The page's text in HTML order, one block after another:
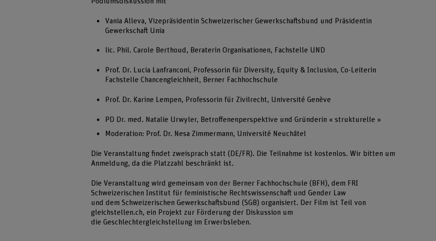
Vania Alleva, Vizepräsidentin Schweizerischer Gewerkschaftsbund und Präsidentin
Gewerkschaft Unia
lic. Phil. Carole Berthoud, Beraterin Organisationen, Fachstelle UND
Prof. Dr. Lucia Lanfranconi, Professorin für Diversity, Equity & Inclusion, Co-Leiterin
Fachstelle Chancengleichheit, Berner Fachhochschule
Prof. Dr. Karine Lempen, Professorin für Zivilrecht, Université Genève
PD Dr. med. Natalie Urwyler, Betroffenenperspektive und Gründerin « strukturelle »
Moderation: Prof. Dr. Nesa Zimmermann, Université Neuchâtel
Die Veranstaltung findet zweisprach statt (DE/FR). Die Teilnahme ist kostenlos. Wir bitten um
Anmeldung, da die Platzzahl beschränkt ist.
Die Veranstaltung wird gemeinsam von der Berner Fachhochschule (BFH), dem FRI
Schweizerischen Institut für feministische Rechtswissenschaft und Gender Law
und dem Schweizerischen Gewerkschaftsbund (SGB) organisiert. Der Film ist Teil von
gleichstellen.ch, ein Projekt zur Förderung der Diskussion um
die Geschlechtergleichstellung im Erwerbsleben.